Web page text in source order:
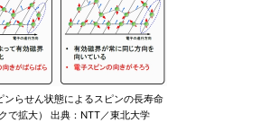
ンらせん状態によるスピンの長寿命
で拡大） 出典：NTT／東北大学